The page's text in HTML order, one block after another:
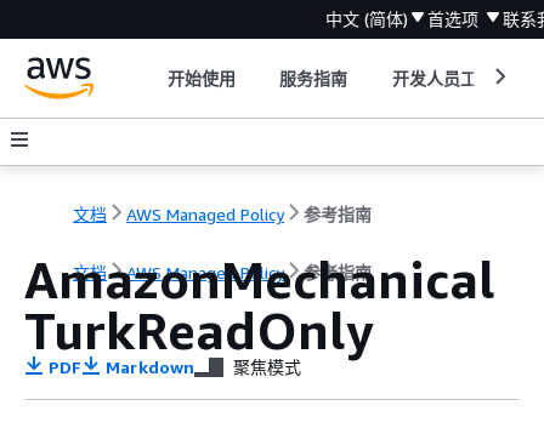
中文 (简体) 首选项 联系
开始使用 服务指南 开发人员工具
文档 AWS Managed Policy 参考指南
文档 AWS Managed Policy 参考指南
AmazonMechanical
TurkReadOnly
PDF Markdown 聚焦模式